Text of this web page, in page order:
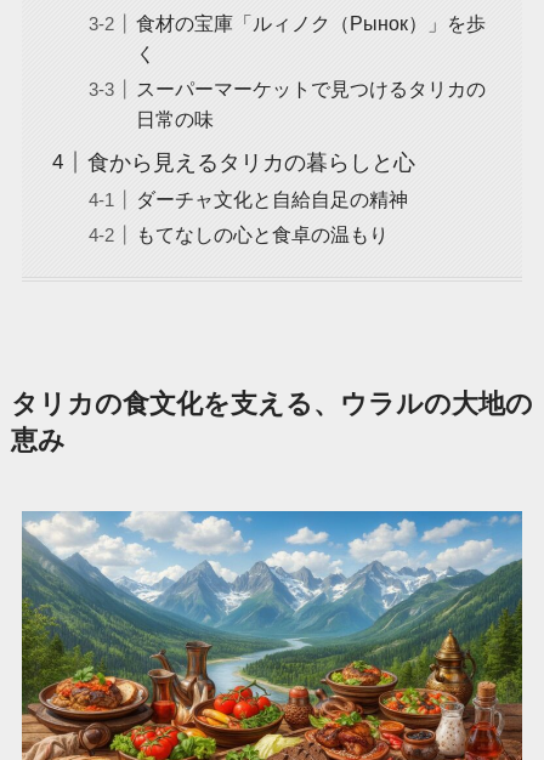
食材の宝庫「ルィノク（Рынок）」を歩
く
スーパーマーケットで見つけるタリカの
日常の味
食から見えるタリカの暮らしと心
ダーチャ文化と自給自足の精神
もてなしの心と食卓の温もり
タリカの食文化を支える、ウラルの大地の
恵み